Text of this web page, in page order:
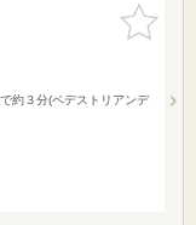
お気に入
りに追加
約３分(ペデストリアンデ